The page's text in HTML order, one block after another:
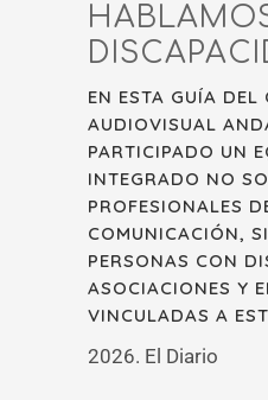
EN ESTA GUÍA DEL
AUDIOVISUAL
PARTICIPADO UN
INTEGRADO NO
PROFESIONALES
COMUNICACIÓN,
PERSONAS CON
ASOCIACIONES Y
VINCULADAS A
2026. El Diario